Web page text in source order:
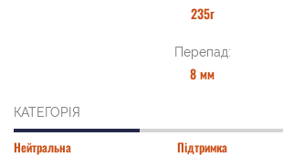
235г
Перепад:
8 мм
КАТЕГОРІЯ
Нейтральна Підтримка